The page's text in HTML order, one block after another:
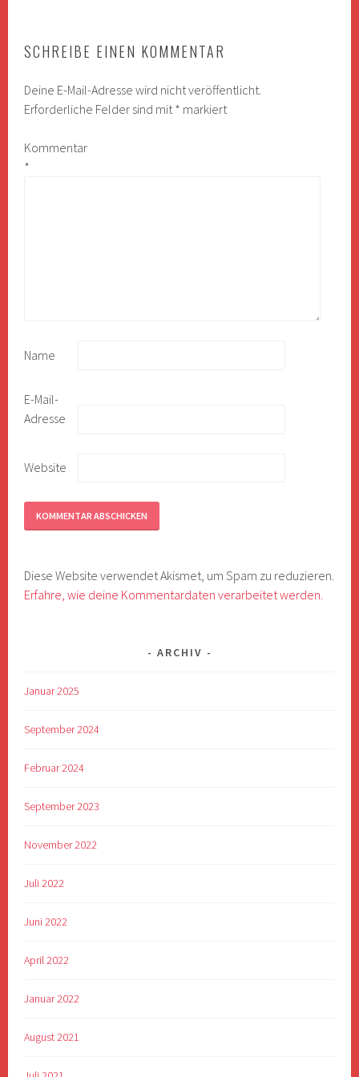
SCHREIBE EINEN KOMMENTAR
Deine E-Mail-Adresse wird nicht veröffentlicht.
Erforderliche Felder sind mit * markiert
Kommentar
*
Name
E-Mail-
Adresse
Website
Diese Website verwendet Akismet, um Spam zu reduzieren.
Erfahre, wie deine Kommentardaten verarbeitet werden.
ARCHIV
Januar 2025
September 2024
Februar 2024
September 2023
November 2022
Juli 2022
Juni 2022
April 2022
Januar 2022
August 2021